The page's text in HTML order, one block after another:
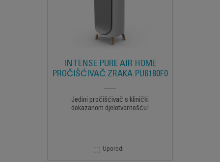
INTENSE PURE AIR HOME
PROČIŠĆIVAČ ZRAKA PU6180F0
Jedini pročišćivač s klinički
dokazanom djelotvornošću!
Uporedi